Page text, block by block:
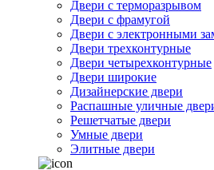
Двери с терморазрывом
Двери с фрамугой
Двери с электронными
Двери трехконтурные
Двери четырехконтурные
Двери широкие
Дизайнерские двери
Распашные уличные
Решетчатые двери
Умные двери
Элитные двери